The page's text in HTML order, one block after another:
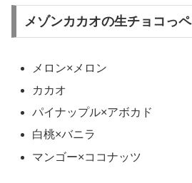
メゾンカカオの生チョコっペ
メロン×メロン
カカオ
パイナップル×アボカド
白桃×バニラ
マンゴー×ココナッツ